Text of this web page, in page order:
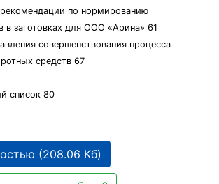
по нормированию
в заготовках для ООО «Арина» 61
совершенствования процесса
средств 67
список 80
(208.06 Кб)